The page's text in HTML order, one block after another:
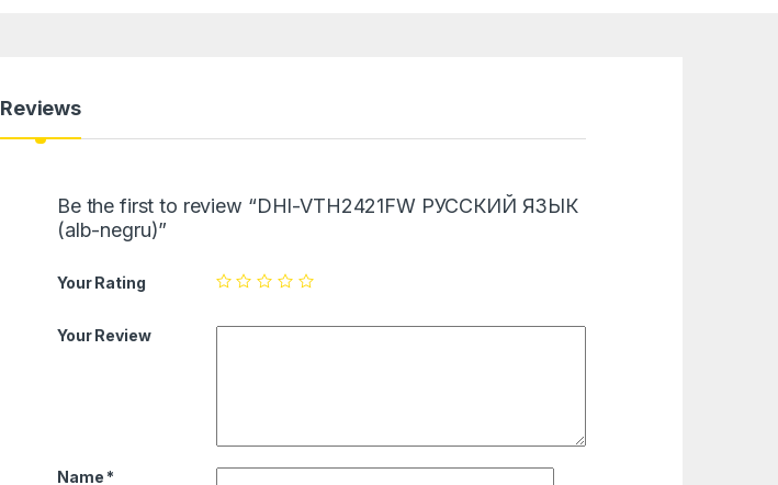
Reviews
Be the first to review “DHI-VTH2421FW РУССКИЙ ЯЗЫК
(alb-negru)”
Your Rating
Your Review
Name *